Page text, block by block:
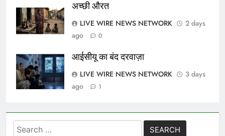
अच्छी औरत
LIVE WIRE NEWS NETWORK
2 days
ago
0
आईसीयू का बंद दरवाज़ा
LIVE WIRE NEWS NETWORK
3 days
ago
1
Search